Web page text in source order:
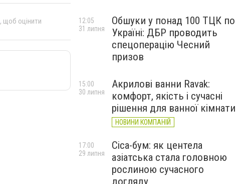
, щоб оцінити
Обшуки у понад 100 ТЦК по
Україні: ДБР проводить
спецоперацію Чесний
призов
12:05
31 липня
Акрилові ванни Ravak:
комфорт, якість і сучасні
рішення для ванної кімнати
НОВИНИ КОМПАНІЙ
15:00
30 липня
Cica-бум: як центела
азіатська стала головною
рослиною сучасного
догляду
17:00
29 липня